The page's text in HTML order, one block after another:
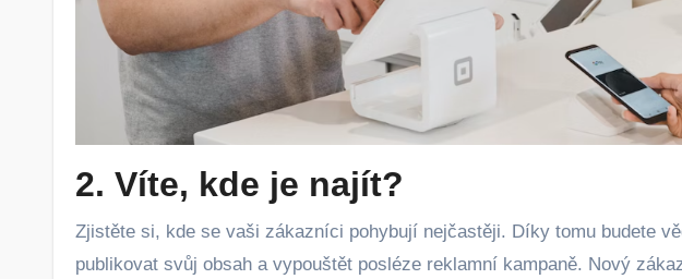
2. Víte, kde je najít?
Zjistěte si, kde se vaši zákazníci pohybují nejčastěji. Díky tomu budete
publikovat svůj obsah a vypouštět posléze reklamní kampaně. Nový